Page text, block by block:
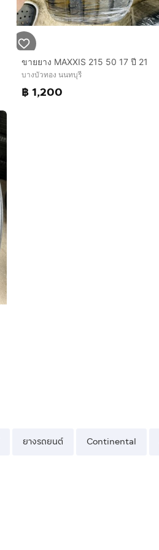
ขายยาง MAXXIS 215 50 17 ปี 21
บางบัวทอง นนทบุรี
฿ 1,200
ยางรถยนต์ Continental